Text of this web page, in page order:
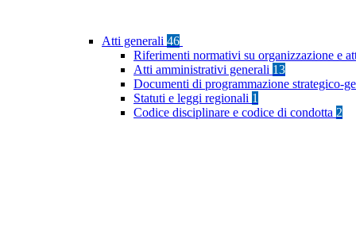
Atti generali 46
Riferimenti normativi su organizzazione e
Atti amministrativi generali 13
Documenti di programmazione strategico-
Statuti e leggi regionali 1
Codice disciplinare e codice di condotta 2